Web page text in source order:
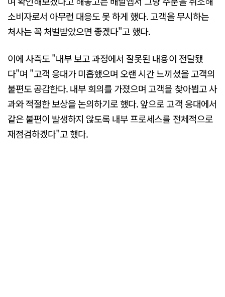
소비자로서 아무런 대응도 못 하게 했다. 고객을 무시하는
처사는 꼭 처벌받았으면 좋겠다"고 했다.
이에 사측도 "내부 보고 과정에서 잘못된 내용이 전달됐
다"며 "고객 응대가 미흡했으며 오랜 시간 느끼셨을 고객의
불편도 공감한다. 내부 회의를 가졌으며 고객을 찾아뵙고 사
과와 적절한 보상을 논의하기로 했다. 앞으로 고객 응대에서
같은 불편이 발생하지 않도록 내부 프로세스를 전체적으로
재점검하겠다"고 했다.